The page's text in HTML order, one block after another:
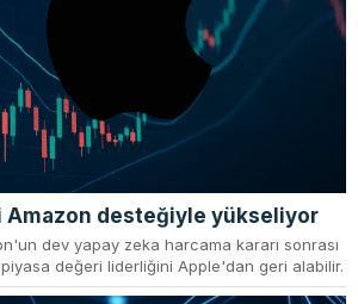
Amazon desteğiyle yükseliyor
dev yapay zeka harcama kararı sonrası
değeri liderliğini Apple'dan geri alabilir.